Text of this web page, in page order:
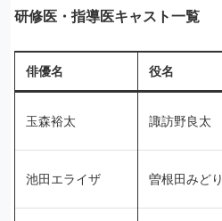
研修医・指導医キャスト一覧
俳優名 役名
玉森裕太 諏訪野良太
池田エライザ 曽根田みどり